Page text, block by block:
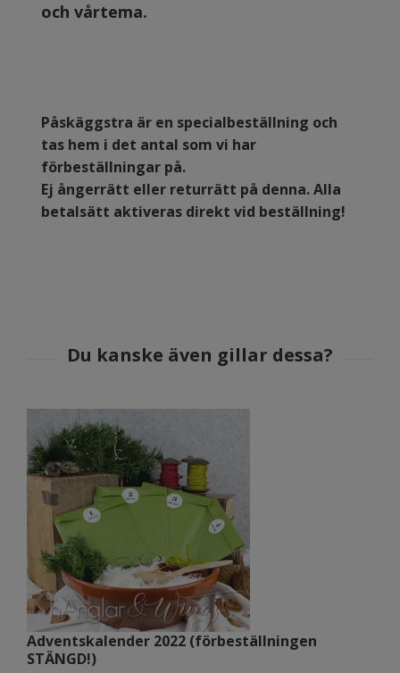
och vårtema.
Påskäggstra är en specialbeställning och
tas hem i det antal som vi har
förbeställningar på.
Ej ångerrätt eller returrätt på denna.Alla
betalsätt aktiveras direkt vid beställning!
Adventskalender 2022 (förbeställningen
STÄNGD!)